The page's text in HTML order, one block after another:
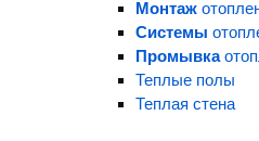
Монтаж
Системы
Промывка
Теплые полы
Теплая стена